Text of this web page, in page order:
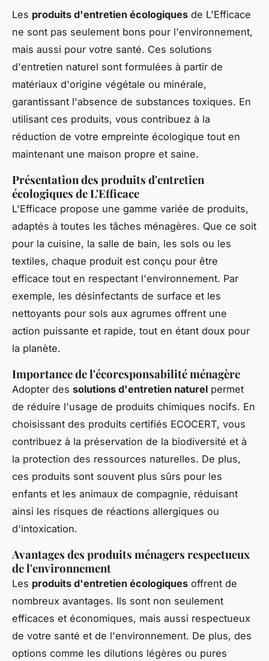
Les produits d'entretien écologiques de L'Efficace
ne sont pas seulement bons pour l'environnement,
mais aussi pour votre santé. Ces solutions
d'entretien naturel sont formulées à partir de
matériaux d'origine végétale ou minérale,
garantissant l'absence de substances toxiques. En
utilisant ces produits, vous contribuez à la
réduction de votre empreinte écologique tout en
maintenant une maison propre et saine.
Présentation des produits d'entretien
écologiques de L'Efficace
L'Efficace propose une gamme variée de produits,
adaptés à toutes les tâches ménagères. Que ce soit
pour la cuisine, la salle de bain, les sols ou les
textiles, chaque produit est conçu pour être
efficace tout en respectant l'environnement. Par
exemple, les désinfectants de surface et les
nettoyants pour sols aux agrumes offrent une
action puissante et rapide, tout en étant doux pour
la planète.
Importance de l'écoresponsabilité ménagère
Adopter des solutions d'entretien naturel permet
de réduire l'usage de produits chimiques nocifs. En
choisissant des produits certifiés ECOCERT, vous
contribuez à la préservation de la biodiversité et à
la protection des ressources naturelles. De plus,
ces produits sont souvent plus sûrs pour les
enfants et les animaux de compagnie, réduisant
ainsi les risques de réactions allergiques ou
d'intoxication.
Avantages des produits ménagers respectueux
de l'environnement
Les produits d'entretien écologiques offrent de
nombreux avantages. Ils sont non seulement
efficaces et économiques, mais aussi respectueux
de votre santé et de l'environnement. De plus, des
options comme les dilutions légères ou pures